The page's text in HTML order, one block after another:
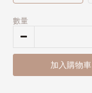
數量
加入購物車